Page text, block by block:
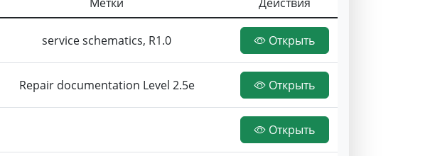
service schematics, R1.0 Открыть
Repair documentation Level 2.5e Открыть
Открыть